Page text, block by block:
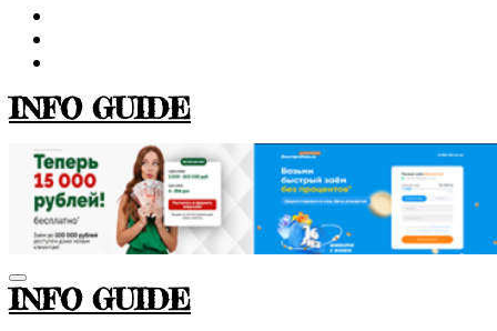
INFO GUIDE
INFO GUIDE